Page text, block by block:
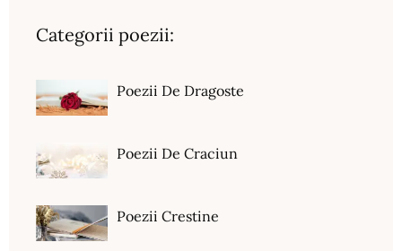
Categorii poezii:
Poezii De Dragoste
Poezii De Craciun
Poezii Crestine